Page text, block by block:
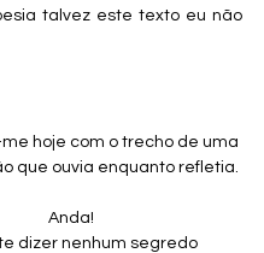
hoje com o trecho de uma
que ouvia enquanto refletia.
Anda!
dizer nenhum segredo